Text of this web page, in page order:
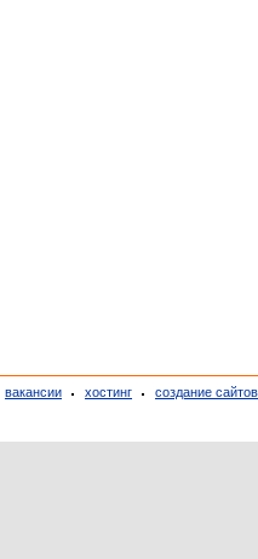
вакансии хостинг создание сайтов